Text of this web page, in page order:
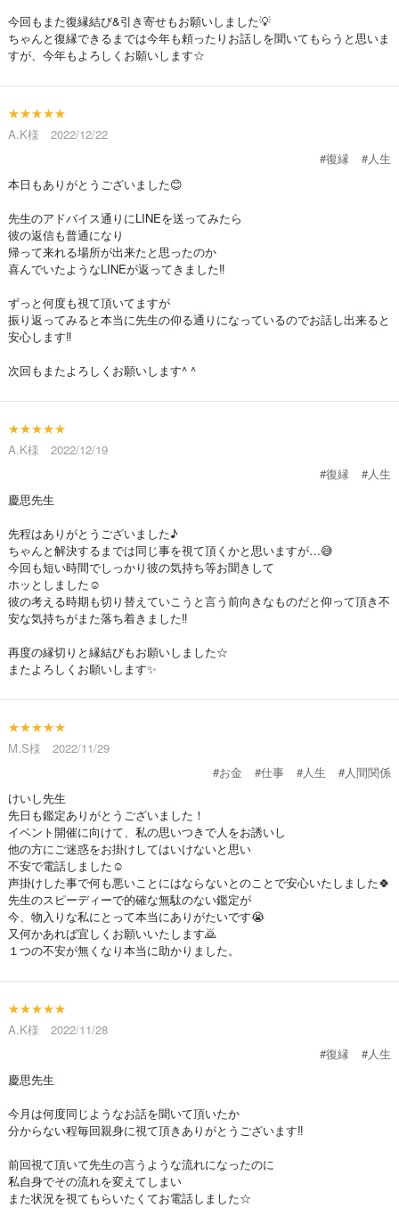
今回もまた復縁結び&引き寄せもお願いしました💡
ちゃんと復縁できるまでは今年も頼ったりお話しを聞いてもらうと思いま
すが、今年もよろしくお願いします☆
★★★★★
A.K様 2022/12/22
#復縁
#人生
本日もありがとうございました😊
先生のアドバイス通りにLINEを送ってみたら
彼の返信も普通になり
帰って来れる場所が出来たと思ったのか
喜んでいたようなLINEが返ってきました‼︎
ずっと何度も視て頂いてますが
振り返ってみると本当に先生の仰る通りになっているのでお話し出来ると
安心します‼︎
次回もまたよろしくお願いします^ ^
★★★★★
A.K様 2022/12/19
#復縁
#人生
慶思先生
先程はありがとうございました♪
ちゃんと解決するまでは同じ事を視て頂くかと思いますが…😅
今回も短い時間でしっかり彼の気持ち等お聞きして
ホッとしました☺️
彼の考える時期も切り替えていこうと言う前向きなものだと仰って頂き不
安な気持ちがまた落ち着きました‼︎
再度の縁切りと縁結びもお願いしました☆
またよろしくお願いします✨
★★★★★
M.S様 2022/11/29
#お金
#仕事 #人生
#人間関係
けいし先生
先日も鑑定ありがとうございました！
イベント開催に向けて、私の思いつきで人をお誘いし
他の方にご迷惑をお掛けしてはいけないと思い
不安で電話しました☺️
声掛けした事で何も悪いことにはならないとのことで安心いたしました🍀
先生のスピーディーで的確な無駄のない鑑定が
今、物入りな私にとって本当にありがたいです😭
又何かあれば宜しくお願いいたします🙇
１つの不安が無くなり本当に助かりました。
★★★★★
A.K様 2022/11/28
#復縁
#人生
慶思先生
今月は何度同じようなお話を聞いて頂いたか
分からない程毎回親身に視て頂きありがとうございます‼︎
前回視て頂いて先生の言うような流れになったのに
私自身でその流れを変えてしまい
また状況を視てもらいたくてお電話しました☆